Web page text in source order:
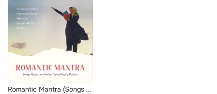
Romantic Mantra (Songs Based On Helvy Tiana Rosa’s Poetry)